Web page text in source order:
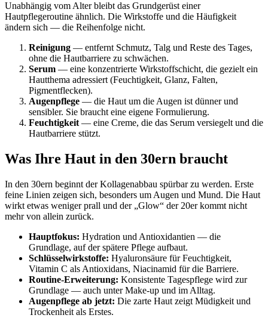
Unabhängig vom Alter bleibt das Grundgerüst einer
Hautpflegeroutine ähnlich. Die Wirkstoffe und die Häufigkeit
ändern sich — die Reihenfolge nicht.
Reinigung — entfernt Schmutz, Talg und Reste des Tages,
ohne die Hautbarriere zu schwächen.
Serum — eine konzentrierte Wirkstoffschicht, die gezielt ein
Hautthema adressiert (Feuchtigkeit, Glanz, Falten,
Pigmentflecken).
Augenpflege — die Haut um die Augen ist dünner und
sensibler. Sie braucht eine eigene Formulierung.
Feuchtigkeit — eine Creme, die das Serum versiegelt und die
Hautbarriere stützt.
Was Ihre Haut in den 30ern braucht
In den 30ern beginnt der Kollagenabbau spürbar zu werden. Erste
feine Linien zeigen sich, besonders um Augen und Mund. Die Haut
wirkt etwas weniger prall und der „Glow“ der 20er kommt nicht
mehr von allein zurück.
Hauptfokus: Hydration und Antioxidantien — die
Grundlage, auf der spätere Pflege aufbaut.
Schlüsselwirkstoffe: Hyaluronsäure für Feuchtigkeit,
Vitamin C als Antioxidans, Niacinamid für die Barriere.
Routine-Erweiterung: Konsistente Tagespflege wird zur
Grundlage — auch unter Make-up und im Alltag.
Augenpflege ab jetzt: Die zarte Haut zeigt Müdigkeit und
Trockenheit als Erstes.